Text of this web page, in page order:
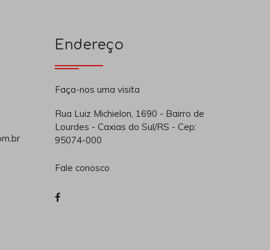
Endereço
Faça-nos uma visita
Rua Luiz Michielon, 1690 - Bairro de
Lourdes - Caxias do Sul/RS - Cep:
95074-000
Fale conosco